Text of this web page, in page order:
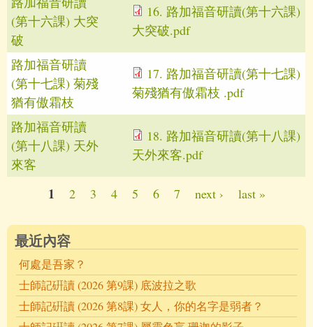
(第十六課) 大突
破
16. 路加福音研讀(第十六課)
大突破.pdf
路加福音研讀
(第十七課) 菊殘
猶有傲霜枝
17. 路加福音研讀(第十七課)
菊殘猶有傲霜枝 .pdf
路加福音研讀
(第十八課) 天外
來客
18. 路加福音研讀(第十八課)
天外來客.pdf
Pages1 2 3 4 5 6 7 next › last »
最近內容
何處是吾家？
士師記硏讀 (2026 第9課) 底波拉之歌
士師記硏讀 (2026 第8課) 女人，你的名字是弱者？